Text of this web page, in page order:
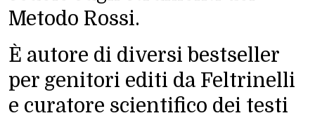
Metodo Rossi.
È autore di diversi bestseller
per genitori editi da Feltrinelli
e curatore scientifico dei testi